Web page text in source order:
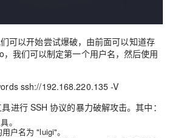
可以开始尝试爆破，由前面可以知道存
我们可以制定第一个用户名，然后使用
ssh://192.168.220.135 -V
进行 SSH 协议的暴力破解攻击。其中：
。
户名为 "luigi"。